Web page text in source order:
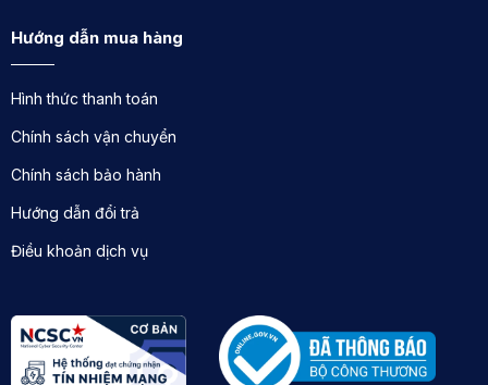
Hướng dẫn mua hàng
Hình thức thanh toán
Chính sách vận chuyển
Chính sách bảo hành
Hướng dẫn đổi trả
Điều khoản dịch vụ